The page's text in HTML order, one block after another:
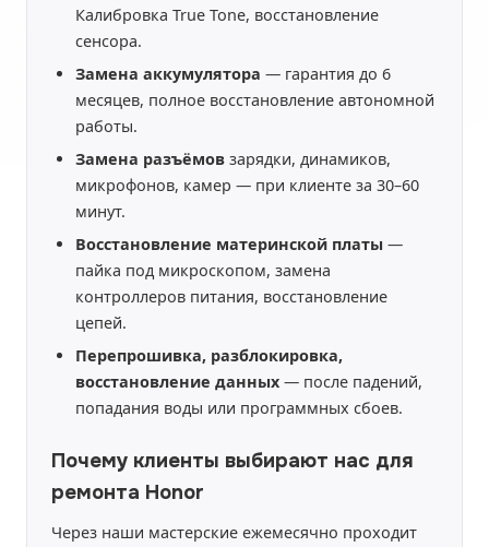
Калибровка True Tone, восстановление
сенсора.
Замена аккумулятора — гарантия до 6
месяцев, полное восстановление автономной
работы.
Замена разъёмов зарядки, динамиков,
микрофонов, камер — при клиенте за 30–60
минут.
Восстановление материнской платы —
пайка под микроскопом, замена
контроллеров питания, восстановление
цепей.
Перепрошивка, разблокировка,
восстановление данных — после падений,
попадания воды или программных сбоев.
Почему клиенты выбирают нас для
ремонта Honor
Через наши мастерские ежемесячно проходит